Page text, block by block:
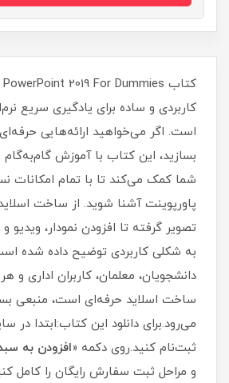
کاربردی و ساده برای یادگیری سریع
است. اگر می‌خواهید ارائه‌هایی حرفه‌ای،
بسازید، این کتاب با آموزش گام‌به‌گام
پاورپوینت آشنا شوید. از ساخت
تصویر گرفته تا افزودن نمودار، ویدیو
به شکلی کاربردی توضیح داده شده
دانشجویان، معلمان، کاربران اداری و
ساخت اسلاید حرفه‌ای است، منبعی
می‌رود.برای دانلود این کتاب:ابتدا در
ثبت‌نام کنید.روی دکمه «افزودن به
و مراحل ثبت سفارش رایگان را کامل